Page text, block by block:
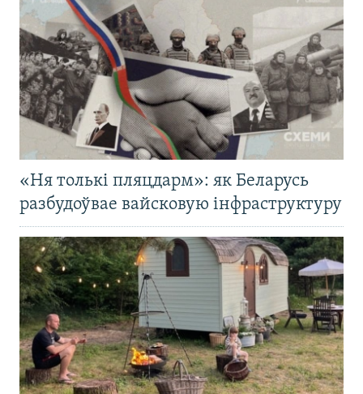
«Ня толькі пляцдарм»: як Беларусь
разбудоўвае вайсковую інфраструктуру